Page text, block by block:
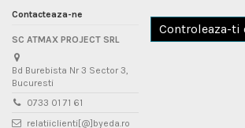
Contacteaza-ne
SC ATMAX PROJECT SRL
Bd Burebista Nr 3 Sector 3,
Bucuresti
0733 01 71 61
relatiiclienti[@]byeda.ro
Controleaza-